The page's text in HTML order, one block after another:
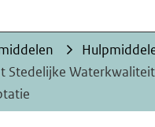
Stedelijke